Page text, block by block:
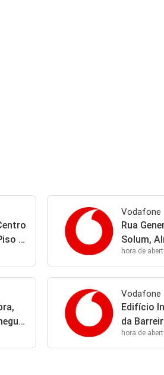
0,
Vodafone
Rua
Solum,
235/6
hora de
Vodafone
Edifício
da
Nova
hora de